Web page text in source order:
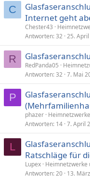
C
Internet geht
Chester43
Antworten 32 25.
R
RedPanda05
Antworten 32 7. Mai
P
phazer
Antworten 14 7. April
L
Ratschläge für
Lupex
Antworten 20 13.